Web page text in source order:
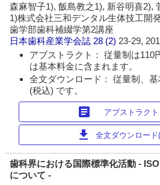
森麻智子1), 飯島教之1), 新谷明喜2),
1)株式会社三和デンタル生体技工開
歯学部歯科補綴学第2講座
日本歯科産業学会誌 28 (2) 23-29,
アブストラクト： 従量制は110
は基本料金に含まれます。
全文ダウンロード： 従量制、
(税込) です。
article アブストラク
download 全文ダウンロー
歯科界における国際標準化活動 -
について -